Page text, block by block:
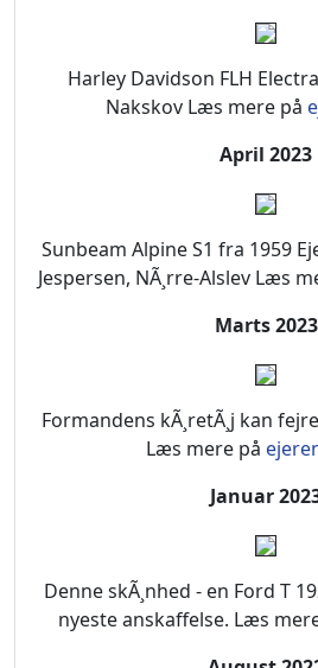
Harley Davidson FLH
Nakskov Læs mere på
April 2023
Sunbeam Alpine S1 fra 1959
Jespersen, NÃ¸rre-Alslev Læs
Marts 2023
Formandens kÃ¸retÃ¸j kan
Læs mere på
Januar
Denne skÃ¸nhed - en Ford T
nyeste anskaffelse. Læs